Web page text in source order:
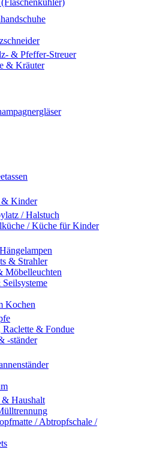
& Pfeffer-Streuer
& Kräuter
& Kinder
/ Halstuch
/ Küche für Kinder
& Strahler
Möbelleuchten
Seilsysteme
Kochen
Raclette & Fondue
-ständer
Haushalt
/ Abtropfschale /